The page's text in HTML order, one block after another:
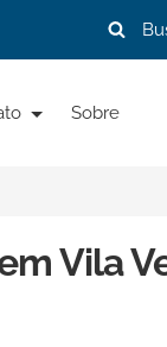
Sobre
Vila